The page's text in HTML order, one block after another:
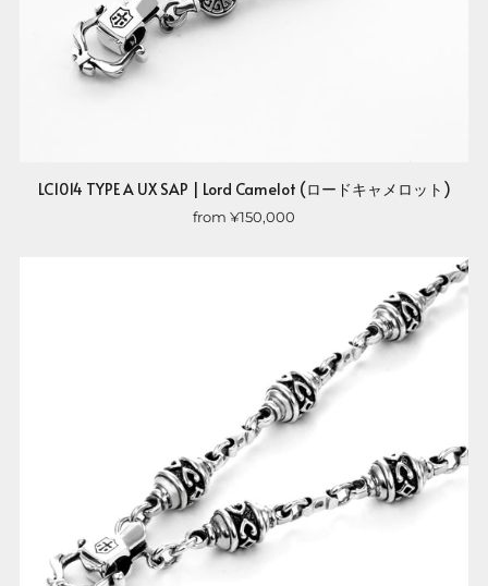
LC1014 TYPE A UX SAP | Lord Camelot (ロードキャメロット)
from ¥150,000